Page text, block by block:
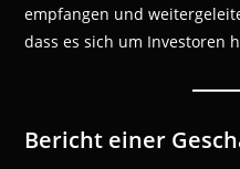
empfangen und
dass es sich um Investoren
Bericht einer